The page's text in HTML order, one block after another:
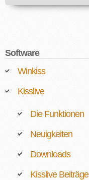
Software
Winkiss
Kisslive
Die Funktionen
Neuigkeiten
Downloads
Kisslive Beiträge